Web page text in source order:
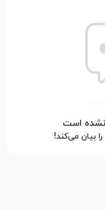
است
بیان می‌کند!